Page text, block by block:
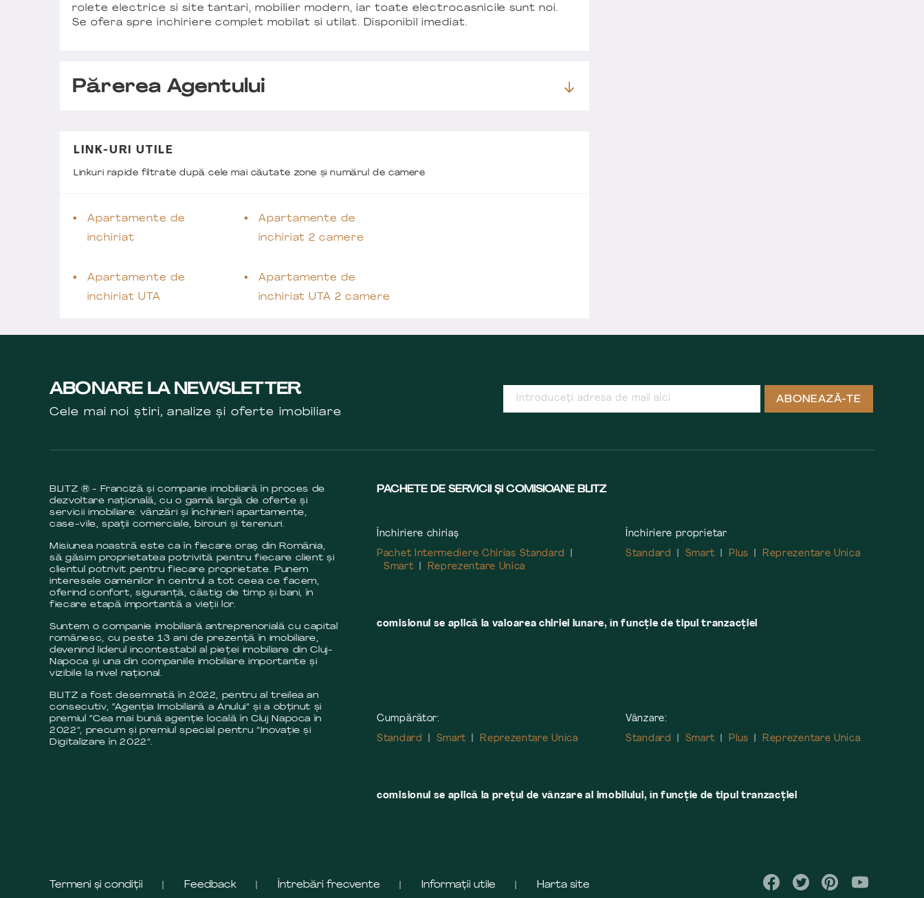
rolete electrice si site tantari, mobilier modern, iar toate electrocasnicile sunt noi.
Se ofera spre inchiriere complet mobilat si utilat. Disponibil imediat.
Părerea Agentului
LINK-URI UTILE
Linkuri rapide filtrate după cele mai căutate zone și numărul de camere
Apartamente de
închiriat
Apartamente de
închiriat UTA
Apartamente de
închiriat 2 camere
Apartamente de
închiriat UTA 2 camere
ABONARE LA NEWSLETTER
Cele mai noi știri, analize și oferte imobiliare
ABONEAZĂ-TE
BLITZ ® - Franciză și companie imobiliară în proces de
dezvoltare națională, cu o gamă largă de oferte și
servicii imobiliare: vânzări și închirieri apartamente,
case-vile, spații comerciale, birouri și terenuri.
Misiunea noastră este ca în fiecare oraș din România,
să găsim proprietatea potrivită pentru fiecare client și
clientul potrivit pentru fiecare proprietate. Punem
interesele oamenilor în centrul a tot ceea ce facem,
oferind confort, siguranță, câstig de timp și bani, în
fiecare etapă importantă a vieții lor.
Suntem o companie imobiliară antreprenorială cu capital
românesc, cu peste 13 ani de prezență în imobiliare,
devenind liderul incontestabil al pieței imobiliare din Cluj-
Napoca și una din companiile imobiliare importante și
vizibile la nivel național.
BLITZ a fost desemnată în 2022, pentru al treilea an
consecutiv, “Agenția Imobiliară a Anului” și a obținut și
premiul “Cea mai bună agenție locală în Cluj Napoca în
2022”, precum și premiul special pentru ”Inovație și
Digitalizare în 2022”.
PACHETE DE SERVICII ȘI COMISIOANE BLITZ
Închiriere chiriaș
Pachet Intermediere Chirias Standard
Smart
Reprezentare Unica
Închiriere proprietar
Standard
Smart Plus Reprezentare Unica
comisionul se aplică la valoarea chiriei lunare, în funcție de tipul tranzacției
Cumpărător:
Standard
Smart Reprezentare Unica
Vânzare:
Standard
Smart Plus Reprezentare Unica
comisionul se aplică la preţul de vânzare al imobilului, în funcţie de tipul tranzacţiei
Termeni și condiții Feedback Întrebări frecvente Informații utile Harta site